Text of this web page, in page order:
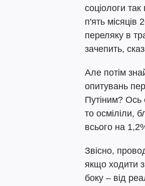
соціологи
п'ять місяців
переляку в
зачепить,
Але потім
опитувань
Путіним? Ось
то осміліли,
всього на
Звісно,
якщо ходити
боку – від